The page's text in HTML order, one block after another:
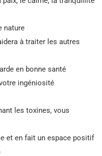
nature
à traiter les autres
en bonne santé
ingéniosité
les toxines, vous
et en fait un espace positif